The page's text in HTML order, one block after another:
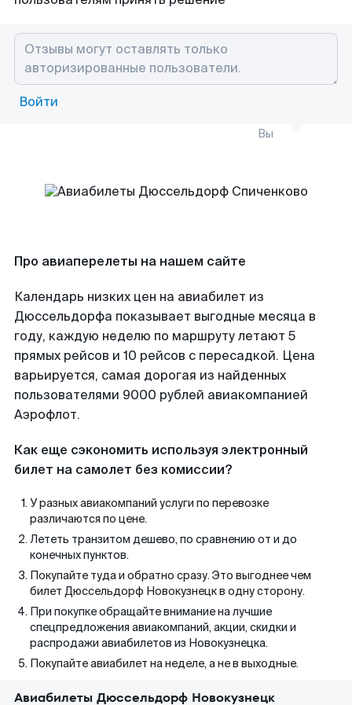
Войти
Вы
Про авиаперелеты на нашем сайте
Календарь низких цен на авиабилет из
Дюссельдорфа показывает выгодные месяца в
году, каждую неделю по маршруту летают 5
прямых рейсов и 10 рейсов с пересадкой. Цена
варьируется, самая дорогая из найденных
пользователями 9000 рублей авиакомпанией
Аэрофлот.
Как еще сэкономить используя электронный
билет на самолет без комиссии?
У разных авиакомпаний услуги по перевозке
различаются по цене.
Лететь транзитом дешево, по сравнению от и до
конечных пунктов.
Покупайте туда и обратно сразу. Это выгоднее чем
билет Дюссельдорф Новокузнецк в одну сторону.
При покупке обращайте внимание на лучшие
спецпредложения авиакомпаний, акции, скидки и
распродажи авиабилетов из Новокузнецка.
Покупайте авиабилет на неделе, а не в выходные.
Авиабилеты Дюссельдорф Новокузнецк